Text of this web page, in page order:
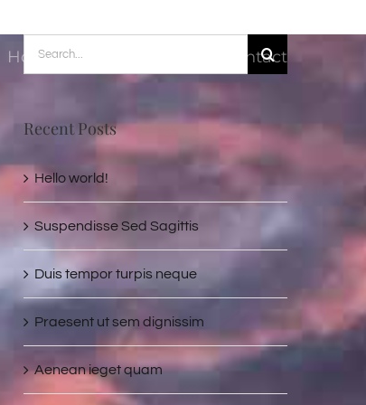
Home Contact
Search
for:
Recent Posts
Hello world!
Suspendisse Sed Sagittis
Duis tempor turpis neque
Praesent ut sem dignissim
Aenean ieget quam